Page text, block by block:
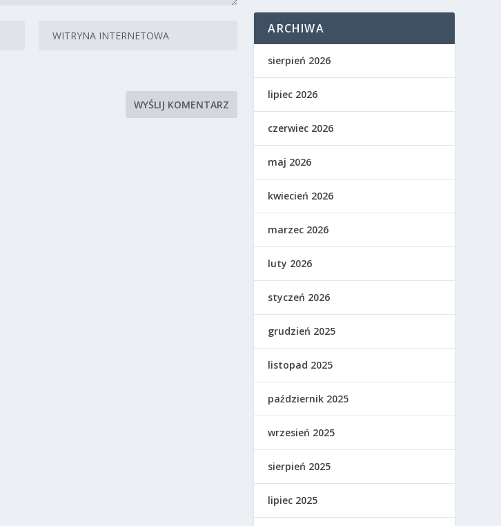
ARCHIWA
sierpień 2026
lipiec 2026
czerwiec 2026
maj 2026
kwiecień 2026
marzec 2026
luty 2026
styczeń 2026
grudzień 2025
listopad 2025
październik 2025
wrzesień 2025
sierpień 2025
lipiec 2025